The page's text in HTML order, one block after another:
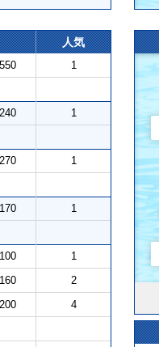
人気
1
1
1
1
1
2
4